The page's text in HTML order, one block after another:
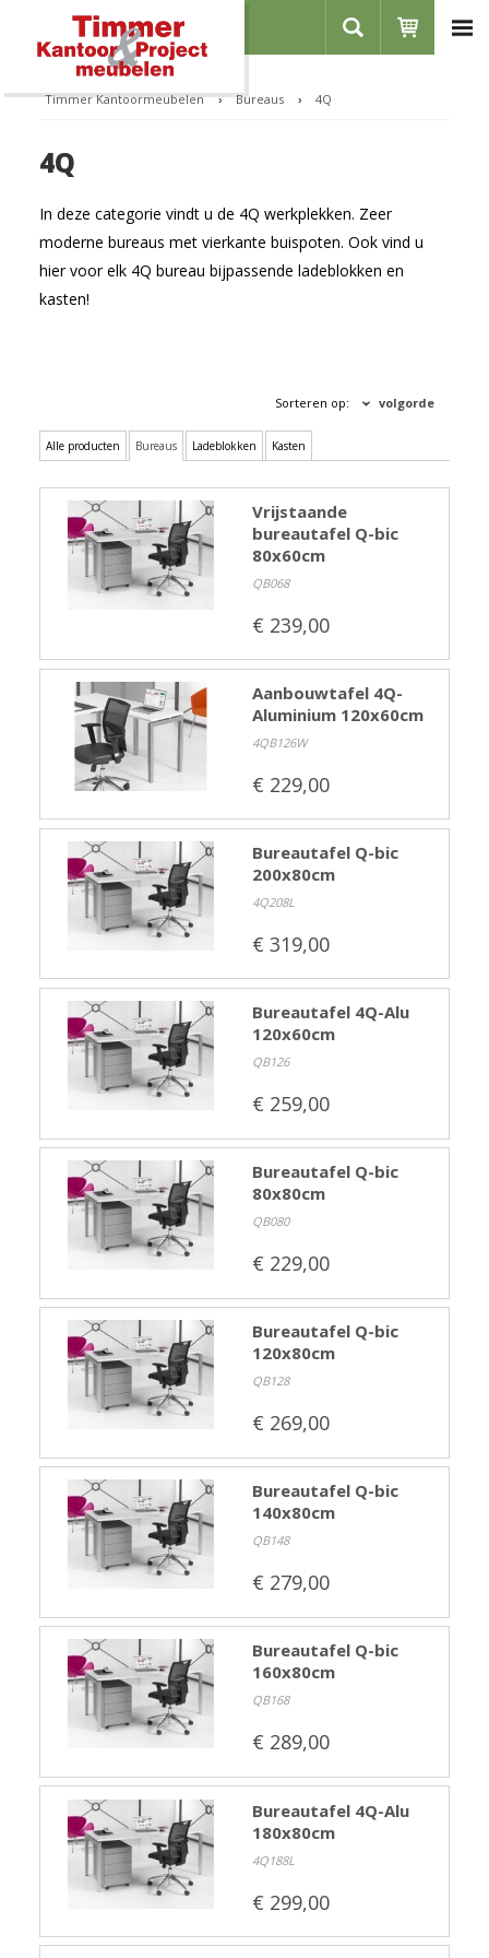
Home
Over ons
Referenties
Zit-sta bureaus
Kasten
Ladeblokken
Vergaderen
Akoestiek
Entree-receptie
Zorgmeubilair
Schoolmeubelen
Overige
Gebruikt meubilair
Showroom uitverkoop
'Met een krasje'
Betalen en bezorgen
Merken
Nieuws
Algemene voorwaarden
Privacyverklaring
Timmer Kantoormeubelen › Bureaus › 4Q
4Q
In deze categorie vindt u de 4Q werkplekken. Zeer
moderne bureaus met vierkante buispoten. Ook vind u
hier voor elk 4Q bureau bijpassende ladeblokken en
kasten!
Alle producten Bureaus Ladeblokken Kasten
Sorteren op: volgorde
Vrijstaande
bureautafel Q-bic
80x60cm
QB068
€ 239,00
Aanbouwtafel 4Q-
Aluminium 120x60cm
4QB126W
€ 229,00
Bureautafel Q-bic
200x80cm
4Q208L
€ 319,00
Bureautafel 4Q-Alu
120x60cm
QB126
€ 259,00
Bureautafel Q-bic
80x80cm
QB080
€ 229,00
Bureautafel Q-bic
120x80cm
QB128
€ 269,00
Bureautafel Q-bic
140x80cm
QB148
€ 279,00
Bureautafel Q-bic
160x80cm
QB168
€ 289,00
Bureautafel 4Q-Alu
180x80cm
4Q188L
€ 299,00